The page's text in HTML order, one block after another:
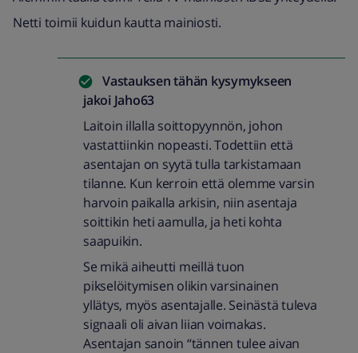
Netti toimii kuidun kautta mainiosti.
Vastauksen tähän kysymykseen
jakoi Jaho63
Laitoin illalla soittopyynnön, johon
vastattiinkin nopeasti. Todettiin että
asentajan on syytä tulla tarkistamaan
tilanne. Kun kerroin että olemme varsin
harvoin paikalla arkisin, niin asentaja
soittikin heti aamulla, ja heti kohta
saapuikin.
Se mikä aiheutti meillä tuon
pikselöitymisen olikin varsinainen
yllätys, myös asentajalle. Seinästä tuleva
signaali oli aivan liian voimakas.
Asentajan sanoin “tännen tulee aivan